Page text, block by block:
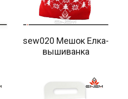
sew020 Мешок Елка-
вышиванка